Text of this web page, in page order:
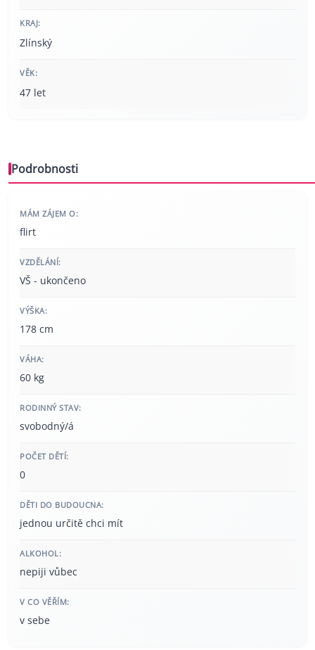
KRAJ:
Zlínský
VĚK:
47 let
Podrobnosti
MÁM ZÁJEM O:
flirt
VZDĚLÁNÍ:
VŠ - ukončeno
VÝŠKA:
178 cm
VÁHA:
60 kg
RODINNÝ STAV:
svobodný/á
POČET DĚTÍ:
0
DĚTI DO BUDOUCNA:
jednou určitě chci mít
ALKOHOL:
nepiji vůbec
V CO VĚŘÍM:
v sebe